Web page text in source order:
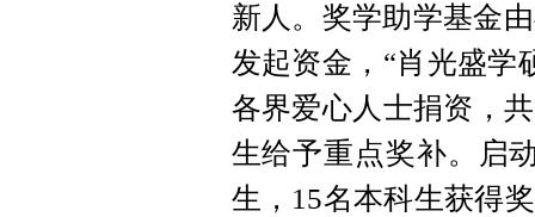
新人。奖学助学基金
发起资金，“肖光盛学
各界爱心人士捐资，
生给予重点奖补。启
生，15名本科生获得